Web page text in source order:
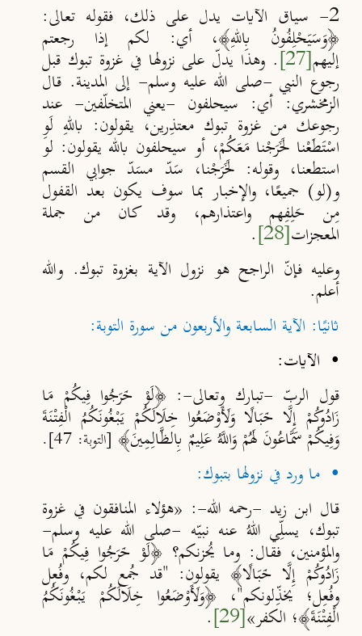
2- سياق الآيات يدل على ذلك، فقوله تعالى:
﴿وَسَيَحْلِفُونُ بِاللهِ﴾، أي: لكم إذا رجعتم
إليهم[27] . وهذا يدلّ على نزولها في غزوة تبوك قبل
رجوع النبي -صلى الله عليه وسلم- إلى المدينة. قال
الزمخشري: أي: سيحلفون -يعني المتخلّفين- عند
رجوعك من غزوة تبوك معتذِرين، يقولون: باللهِ لَوِ
اسْتَطَعْنا لَخَرَجْنا مَعَكُمْ، أو سيحلفون بالله يقولون: لو
استطعنا، وقوله: لَخَرَجْنا، سَدّ مسَدّ جوابي القسم
و(لو) جميعًا، والإخبار بما سوف يكون بعد القفول
مِن حَلِفِهم واعتذارهم، وقد كان من جملة
المعجزات[28]
.
وعليه فإنّ الراجح هو نزول الآية بغزوة تبوك. والله
أعلم.
ثانيًا: الآية السابعة والأربعون من سورة التوبة:
• الآيات:
قول الربّ -تبارك وتعالى-: ﴿لَوْ خَرَجُوا فِيكُمْ مَا
زَادُوكُمْ إِلَّا خَبَالًا وَلَأَوْضَعُوا خِلَالَكُمْ يَبْغُونَكُمُ الْفِتْنَةَ
وَفِيكُمْ سَمَّاعُونَ لَهُمْ وَاللَّهُ عَلِيمٌ بِالظَّالِمِينَ﴾ [التوبة: 47].
• ما ورد في نزولها بتبوك:
قال ابن زيد -رحمه الله-: «هؤلاء المنافقون في غزوة
تبوك، يسلِّي اللهُ عنه نبيّه -صلى الله عليه وسلم-
والمؤمنين، فقال: وما يُحزنكم؟ ﴿لَوْ خَرَجُوا فِيكُمْ مَا
زَادُوكُمْ إِلَّا خَبَالًا﴾ يقولون: "قد جُمع لكم، وفُعِل
وفُعِل؛ يخذِّلونكم"، ﴿وَلَأَوْضَعُوا خِلَالَكُمْ يَبْغُونَكُمُ
الْفِتْنَةَ﴾؛ الكفر»[29]
.